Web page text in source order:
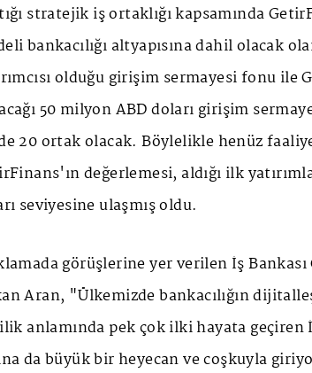
stratejik iş ortaklığı kapsamında
bankacılığı altyapısına dahil olacak
olduğu girişim sermayesi fonu ile
50 milyon ABD doları girişim
20 ortak olacak. Böylelikle henüz
değerlemesi, aldığı ilk
seviyesine ulaşmış oldu.
görüşlerine yer verilen İş
Aran, "Ülkemizde bankacılığın
anlamında pek çok ilki hayata geçiren
da büyük bir heyecan ve coşkuyla